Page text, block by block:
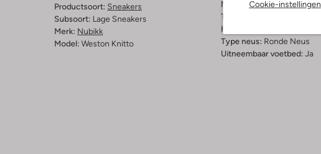
Cookie-instellingen
Productsoort: Sneakers
Subsoort: Lage Sneakers
Merk: Nubikk
Model: Weston Knitto
Materiaal zool:Rubber
Type sluiting:
Hakvorm:
Type neus: Ronde Neus
Uitneembaar voetbed: Ja